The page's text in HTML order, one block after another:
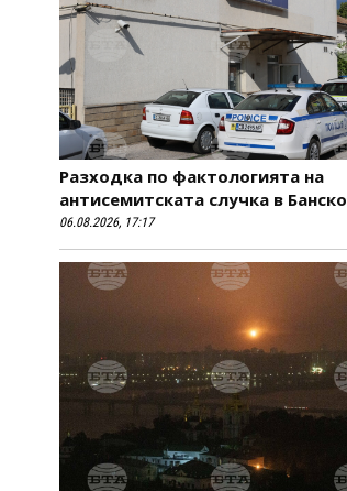
Разходка по фактологията на
антисемитската случка в Банско
06.08.2026, 17:17